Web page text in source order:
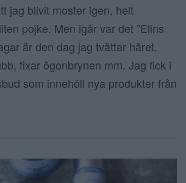
jag blivit moster igen, helt
pojke. Men igår var det ”Elins
är den dag jag tvättar håret,
fixar ögonbrynen mm. Jag fick i
som innehöll nya produkter från